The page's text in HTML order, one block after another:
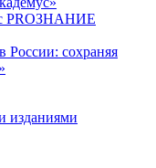
PROЗНАНИЕ
России: сохраняя
изданиями